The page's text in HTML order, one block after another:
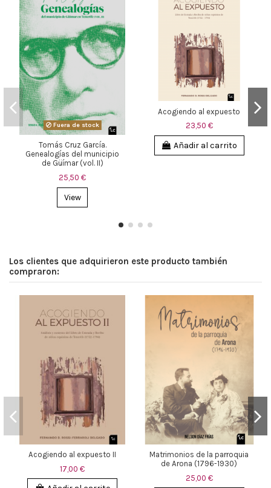
Fuera de stock
Tomás Cruz García.
Genealogías del municipio
de Güímar (vol. II)
25,50 €
View
Acogiendo al expuesto
23,50 €
Añadir al carrito
Los clientes que adquirieron este producto también
compraron:
Acogiendo al expuesto II
17,00 €
Matrimonios de la parroquia
de Arona (1796-1930)
25,00 €